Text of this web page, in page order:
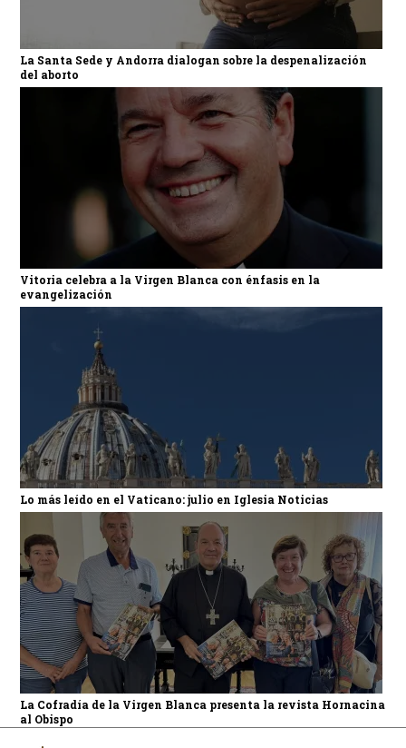
La Santa Sede y Andorra dialogan sobre la despenalización
del aborto
Vitoria celebra a la Virgen Blanca con énfasis en la
evangelización
Lo más leído en el Vaticano: julio en Iglesia Noticias
La Cofradía de la Virgen Blanca presenta la revista Hornacina
al Obispo